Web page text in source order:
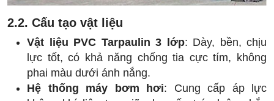
2.2. Cấu tạo vật liệu
Vật liệu PVC Tarpaulin 3 lớp: Dày, bền, chịu
lực tốt, có khả năng chống tia cực tím, không
phai màu dưới ánh nắng.
Hệ thống máy bơm hơi: Cung cấp áp lực